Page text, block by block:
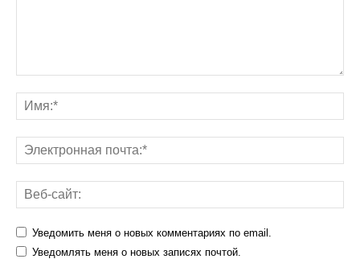
Уведомить меня о новых комментариях по email.
Уведомлять меня о новых записях почтой.